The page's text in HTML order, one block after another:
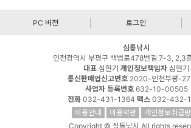
PC 버전 로그인
심통낚시
인천광역시 부평구 백범로478번길 7-3, 2,3
대표 심현기 개인정보책임자 심현기
통신판매업신고번호2020-인천부평-
사업자 등록번호632-10-00505
전화 032-431-1364 팩스 032-432-
이용안내
이용약관
개인정보취급
Copyright © 심통낚시 All rights